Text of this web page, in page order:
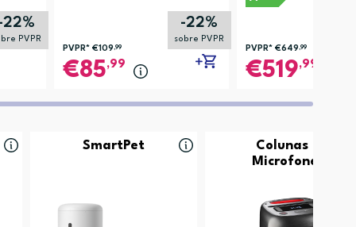
22%
PVPR
-22%
sobre PVPR
PVPR* €109,99
85,99
PVPR* €649,99
519,99
SmartPet
Colunas e
Microfones